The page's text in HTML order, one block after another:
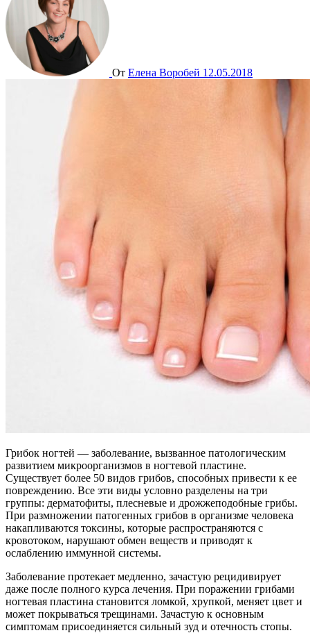
От Елена Воробей 12.05.2018
Грибок ногтей — заболевание, вызванное патологическим
развитием микроорганизмов в ногтевой пластине.
Существует более 50 видов грибов, способных привести к ее
повреждению. Все эти виды условно разделены на три
группы: дерматофиты, плесневые и дрожжеподобные грибы.
При размножении патогенных грибов в организме человека
накапливаются токсины, которые распространяются с
кровотоком, нарушают обмен веществ и приводят к
ослаблению иммунной системы.
Заболевание протекает медленно, зачастую рецидивирует
даже после полного курса лечения. При поражении грибами
ногтевая пластина становится ломкой, хрупкой, меняет цвет и
может покрываться трещинами. Зачастую к основным
симптомам присоединяется сильный зуд и отечность стопы.